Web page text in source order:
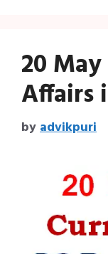
20
Affairs
byadvikpuri